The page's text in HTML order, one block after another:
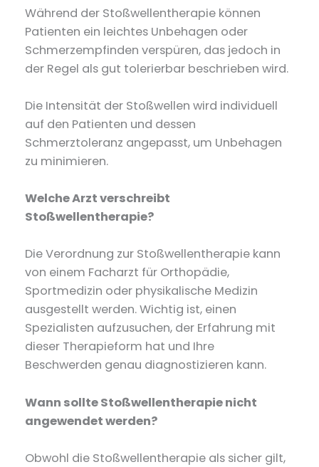
Während der Stoßwellentherapie können
Patienten ein leichtes Unbehagen oder
Schmerzempfinden verspüren, das jedoch in
der Regel als gut tolerierbar beschrieben wird.
Die Intensität der Stoßwellen wird individuell
auf den Patienten und dessen
Schmerztoleranz angepasst, um Unbehagen
zu minimieren.
Welche Arzt verschreibt
Stoßwellentherapie?
Die Verordnung zur Stoßwellentherapie kann
von einem Facharzt für Orthopädie,
Sportmedizin oder physikalische Medizin
ausgestellt werden. Wichtig ist, einen
Spezialisten aufzusuchen, der Erfahrung mit
dieser Therapieform hat und Ihre
Beschwerden genau diagnostizieren kann.
Wann sollte Stoßwellentherapie nicht
angewendet werden?
Obwohl die Stoßwellentherapie als sicher gilt,